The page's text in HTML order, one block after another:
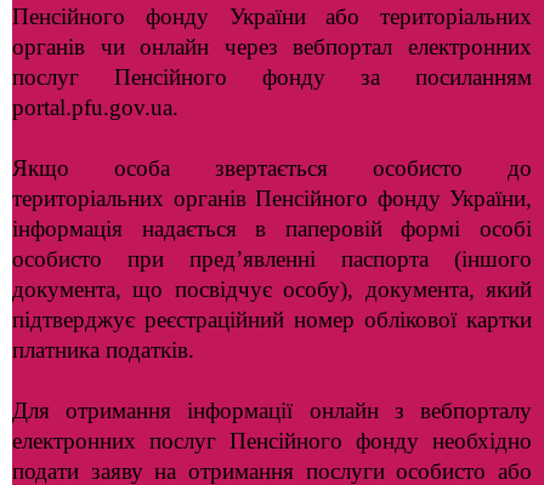
Пенсійного фонду України або територіальних
органів чи онлайн через вебпортал електронних
послуг Пенсійного фонду за посиланням
portal.pfu.gov.ua.
Якщо особа звертається особисто до
територіальних органів Пенсійного фонду України,
інформація надається в паперовій формі особі
особисто при пред’явленні паспорта (іншого
документа, що посвідчує особу), документа, який
підтверджує реєстраційний номер облікової картки
платника податків.
Для отримання інформації онлайн з вебпорталу
електронних послуг Пенсійного фонду необхідно
подати заяву на отримання послуги особисто або